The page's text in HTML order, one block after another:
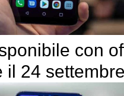
con
il 24 settembre